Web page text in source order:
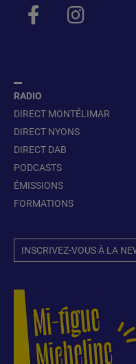
RADIO
DIRECT MONTÉLIMAR
DIRECT NYONS
DIRECT DAB
PODCASTS
ÉMISSIONS
FORMATIONS
INSCRIVEZ-VOUS À LA